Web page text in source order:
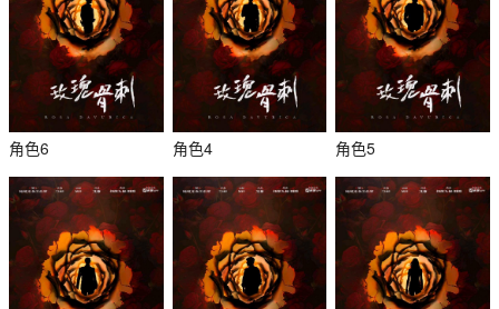
角色6 角色4 角色5